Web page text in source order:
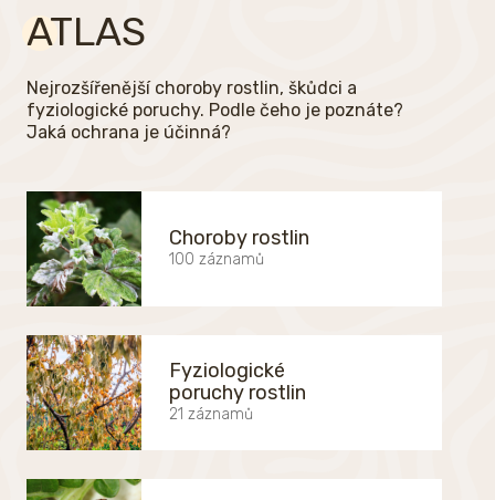
ATLAS
Nejrozšířenější choroby rostlin, škůdci a
fyziologické poruchy. Podle čeho je poznáte?
Jaká ochrana je účinná?
Choroby rostlin
100 záznamů
Fyziologické
poruchy rostlin
21 záznamů